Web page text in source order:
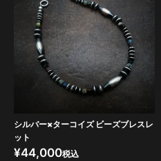
シルバー×ターコイズ ビーズブレスレ
ット
¥44,000税込